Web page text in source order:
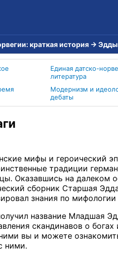
краткая история → Эдды
Единая датско-
литература
Модернизм и
дебаты
мифы и героический
традиции
Оказавшись на далеком
сборник Старшая
знания по
название Младшая
скандинавов о
вы и можете
ними.